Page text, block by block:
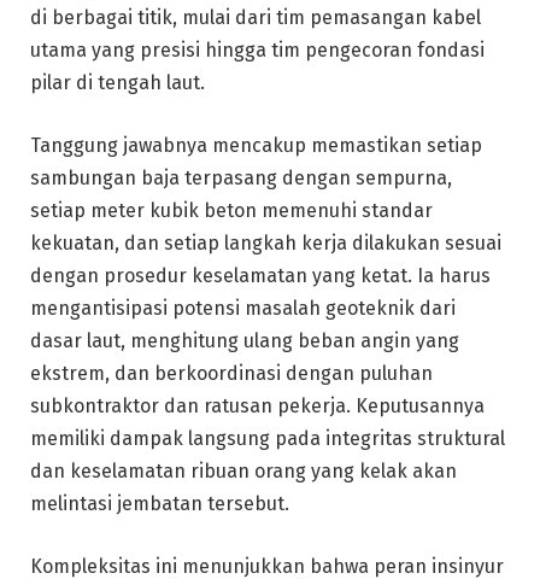
di berbagai titik, mulai dari tim pemasangan kabel
utama yang presisi hingga tim pengecoran fondasi
pilar di tengah laut.
Tanggung jawabnya mencakup memastikan setiap
sambungan baja terpasang dengan sempurna,
setiap meter kubik beton memenuhi standar
kekuatan, dan setiap langkah kerja dilakukan sesuai
dengan prosedur keselamatan yang ketat. Ia harus
mengantisipasi potensi masalah geoteknik dari
dasar laut, menghitung ulang beban angin yang
ekstrem, dan berkoordinasi dengan puluhan
subkontraktor dan ratusan pekerja. Keputusannya
memiliki dampak langsung pada integritas struktural
dan keselamatan ribuan orang yang kelak akan
melintasi jembatan tersebut.
Kompleksitas ini menunjukkan bahwa peran insinyur